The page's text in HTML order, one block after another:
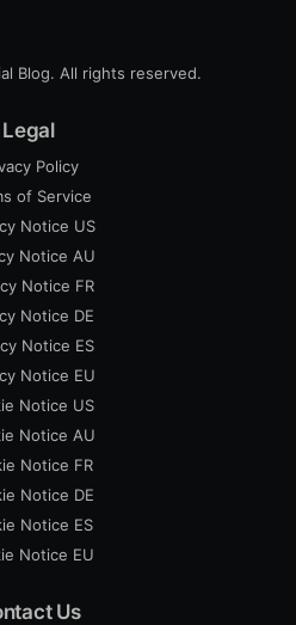
Blog. All rights reserved.
Legal
Policy
of Service
Notice US
Notice AU
Notice FR
Notice DE
Notice ES
Notice EU
Notice US
Notice AU
Notice FR
Notice DE
Notice ES
Notice EU
Us